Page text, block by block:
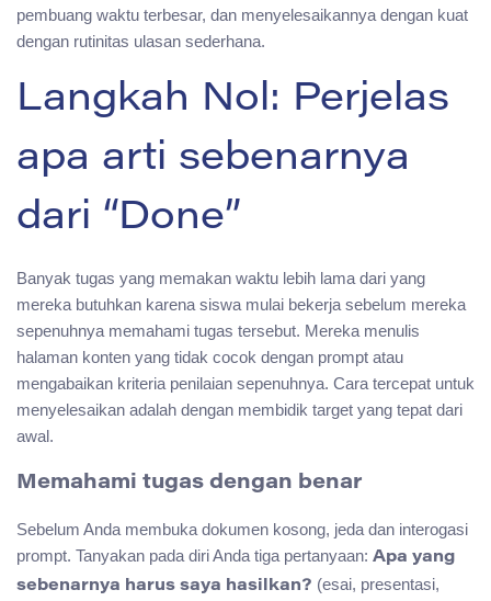
pembuang waktu terbesar, dan menyelesaikannya dengan kuat
dengan rutinitas ulasan sederhana.
Langkah Nol: Perjelas
apa arti sebenarnya
dari “Done”
Banyak tugas yang memakan waktu lebih lama dari yang
mereka butuhkan karena siswa mulai bekerja sebelum mereka
sepenuhnya memahami tugas tersebut. Mereka menulis
halaman konten yang tidak cocok dengan prompt atau
mengabaikan kriteria penilaian sepenuhnya. Cara tercepat untuk
menyelesaikan adalah dengan membidik target yang tepat dari
awal.
Memahami tugas dengan benar
Sebelum Anda membuka dokumen kosong, jeda dan interogasi
prompt. Tanyakan pada diri Anda tiga pertanyaan: Apa yang
sebenarnya harus saya hasilkan? (esai, presentasi,